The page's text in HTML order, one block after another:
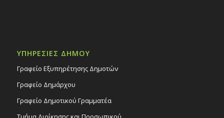
ΥΠΗΡΕΣΙΕΣ ΔΗΜΟΥ
Γραφείο Εξυπηρέτησης Δημοτών
Γραφείο Δημάρχου
Γραφείο Δημοτικού Γραμματέα